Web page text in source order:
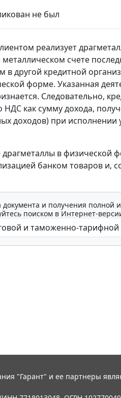
не был
реализует
счете
другой кредитной
форме. Указанная
Следовательно,
НДС как сумму дохода,
доходов) при исполнении
драгметаллы в физической
банком товаров и,
документа и получения
поиском в Интернет-
"Гарант" и ее партнеры